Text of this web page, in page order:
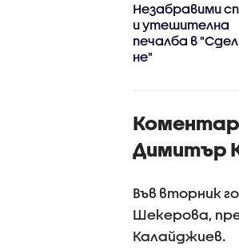
Незабравими
и утешителна
печалба в
не"
Коментар
Димитър
Във вторник
Шекерова,
Калайджиев.